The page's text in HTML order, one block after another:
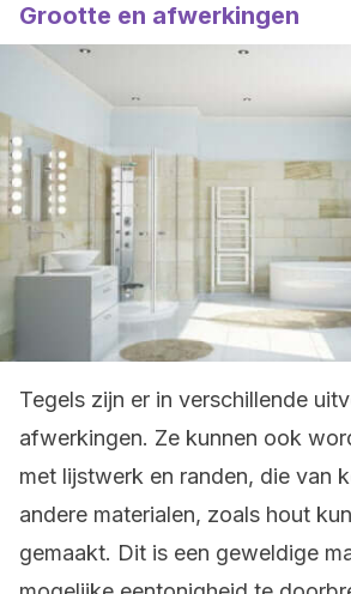
Grootte en afwerkingen
Tegels zijn er in verschillende
afwerkingen. Ze kunnen ook
met lijstwerk en randen, die van
andere materialen, zoals hout
gemaakt. Dit is een geweldige